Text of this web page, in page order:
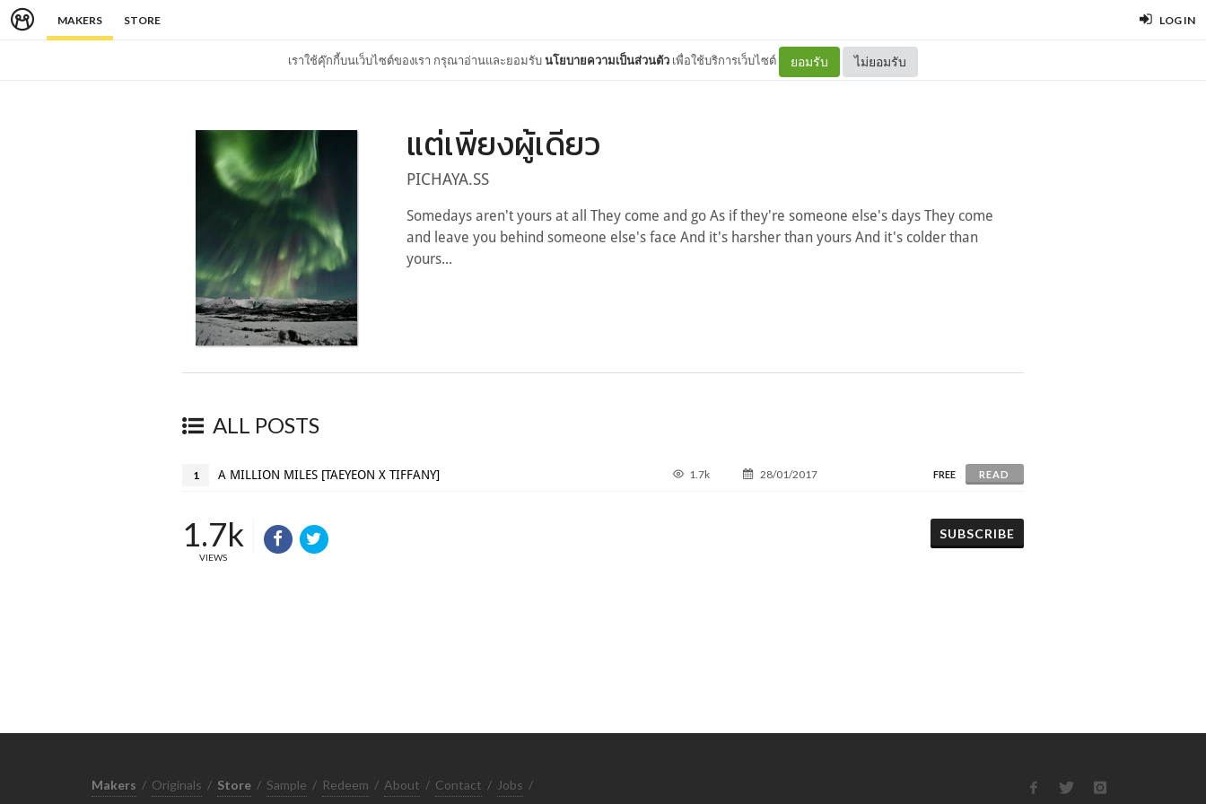
MAKERS STORE LOG IN
เราใช้คุ๊กกี้บนเว็บไซต์ของเรา กรุณาอ่านและยอมรับนโยบายความเป็นส่วนตัว เพื่อใช้บริการเว็บไซต์ ยอมรับ ไม่ยอมรับ
แต่เพียงผู้เดียว
PICHAYA.SS
Somedays aren't yours at all They come and go As if they're someone else's days They come
and leave you behind someone else's face And it's harsher than yours And it's colder than
yours...
ALL POSTS
1 A MILLION MILES [TAEYEON X TIFFANY] 1.7k 28/01/2017 FREE READ
1.7k
VIEWS
SUBSCRIBE
Makers / Originals / Store / Sample / Redeem / About / Contact / Jobs /